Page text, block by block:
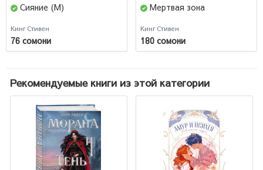
Сияние (М)
Кинг Стивен
76 сомони
Мертвая зона
Кинг Стивен
180 сомони
Рекомендуемые книги из этой категории